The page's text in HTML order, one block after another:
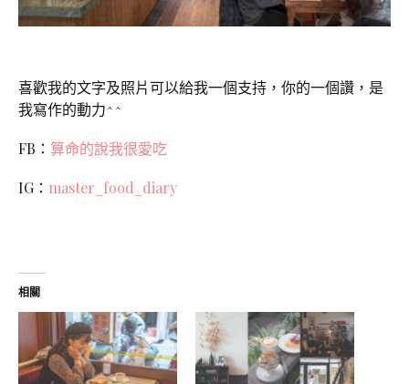
喜歡我的文字及照片可以給我一個支持，你的一個讚，是
我寫作的動力^^
FB： 算命的說我很愛吃
IG： master_food_diary
相關